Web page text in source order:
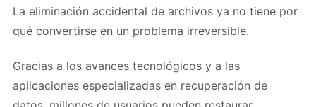
La eliminación accidental de archivos ya no tiene por
qué convertirse en un problema irreversible.
Gracias a los avances tecnológicos y a las
aplicaciones especializadas en recuperación de